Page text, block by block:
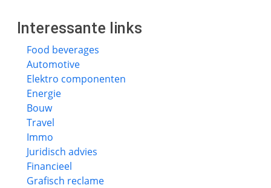
Interessante links
Food beverages
Automotive
Elektro componenten
Energie
Bouw
Travel
Immo
Juridisch advies
Financieel
Grafisch reclame